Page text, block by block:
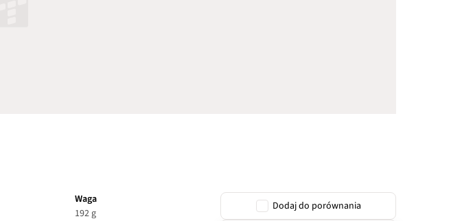
Waga
192 g
Dodaj do porównania